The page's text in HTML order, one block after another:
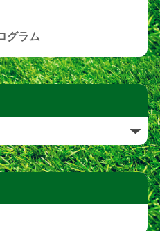
グラム